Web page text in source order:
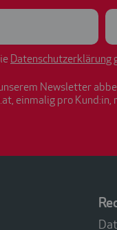
Datenschutzerklärung
Newsletter
einmalig pro